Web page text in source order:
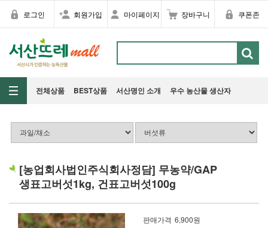
로그인 회원가입 마이페이지 장바구니 쿠폰존
전체상품 BEST상품 서산명인 소개 우수 농산물 생산자
[농업회사법인주식회사정담] 무농약/GAP
생표고버섯1kg, 건표고버섯100g
판매가격 6,900원